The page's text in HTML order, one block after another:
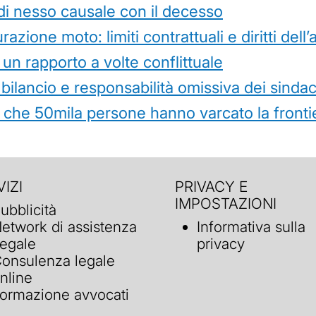
nesso causale con il decesso
moto: limiti contrattuali e diritti
rapporto a volte conflittuale
e responsabilità omissiva dei
50mila persone hanno varcato la
di assistenza
legale
avvocati
PRIVACY E
IMPOSTAZIONI
Informativa sulla
privacy